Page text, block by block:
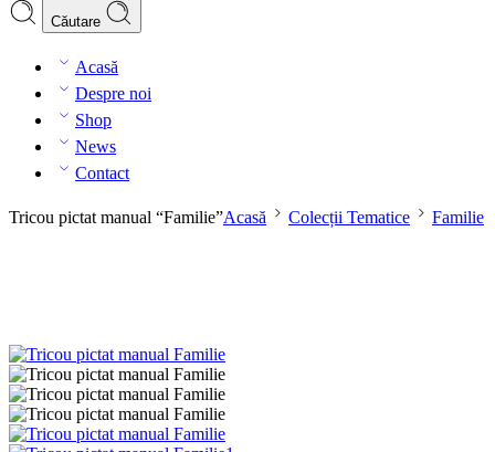
Căutare
Acasă
Despre noi
Shop
News
Contact
Tricou pictat manual “Familie”Acasă Colecții Tematice Familie